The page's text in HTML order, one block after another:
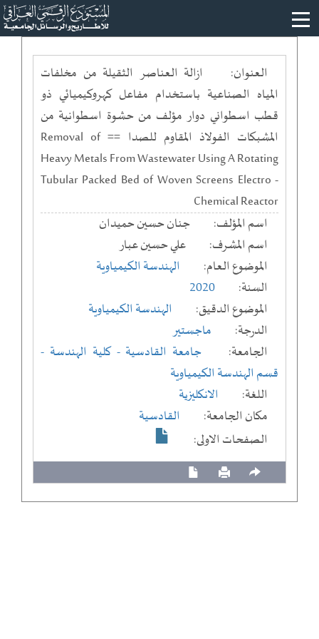
العنوان:
ازالة العناصر الثقيلة من مخلفات
المياه الصناعية باستخدام مفاعل كهروكيميائي ذو
قطب اسطواني دوار مؤلف من حشوة اسطوانية من
المشبكات الفولاذ المقاوم للصدا == Removal of
Heavy Metals From Wastewater Using A Rotating
Tubular Packed Bed of Woven Screens Electro -
Chemical Reactor
اسم المؤلف:
جنان حسين حميدان
اسم المشرف:
علي حسين عبار
الموضوع العام:
الهندسة الكيمياوية
السنة:
2020
الموضوع الدقيق:
الهندسة الكيمياوية
الدرجة:
ماجستير
الجامعة:
جامعة القادسية - كلية الهندسة -
قسم الهندسة الكيمياوية
اللغة:
الانكليزية
مكان الجامعة:
القادسية
الصفحات الاولى: